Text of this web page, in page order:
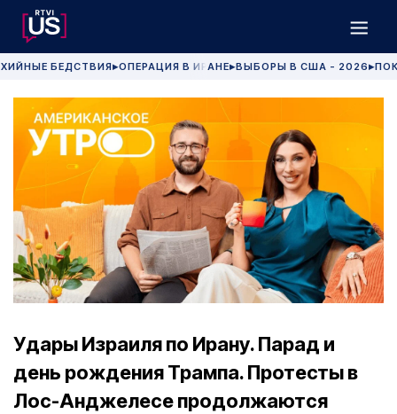
БЕДСТВИЯ▶ОПЕРАЦИЯ В ИРАНЕ▶ВЫБОРЫ В США - 2026 ▶
Удары Израиля по Ирану. Парад и
день рождения Трампа. Протесты в
Лос-Анджелесе продолжаются